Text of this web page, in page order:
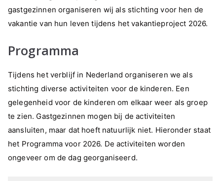
gastgezinnen organiseren wij als stichting voor hen de
vakantie van hun leven tijdens het vakantieproject 2026.
Programma
Tijdens het verblijf in Nederland organiseren we als
stichting diverse activiteiten voor de kinderen. Een
gelegenheid voor de kinderen om elkaar weer als groep
te zien. Gastgezinnen mogen bij de activiteiten
aansluiten, maar dat hoeft natuurlijk niet. Hieronder staat
het Programma voor 2026. De activiteiten worden
ongeveer om de dag georganiseerd.